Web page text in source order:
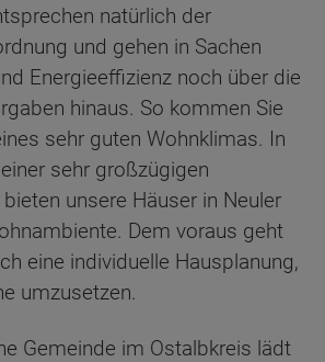
natürlich der
und gehen in Sachen
Energieeffizienz noch über die
hinaus. So kommen Sie
sehr guten Wohnklimas. In
sehr großzügigen
unsere Häuser in Neuler
Dem voraus geht
eine individuelle Hausplanung,
umzusetzen.
Gemeinde im Ostalbkreis lädt